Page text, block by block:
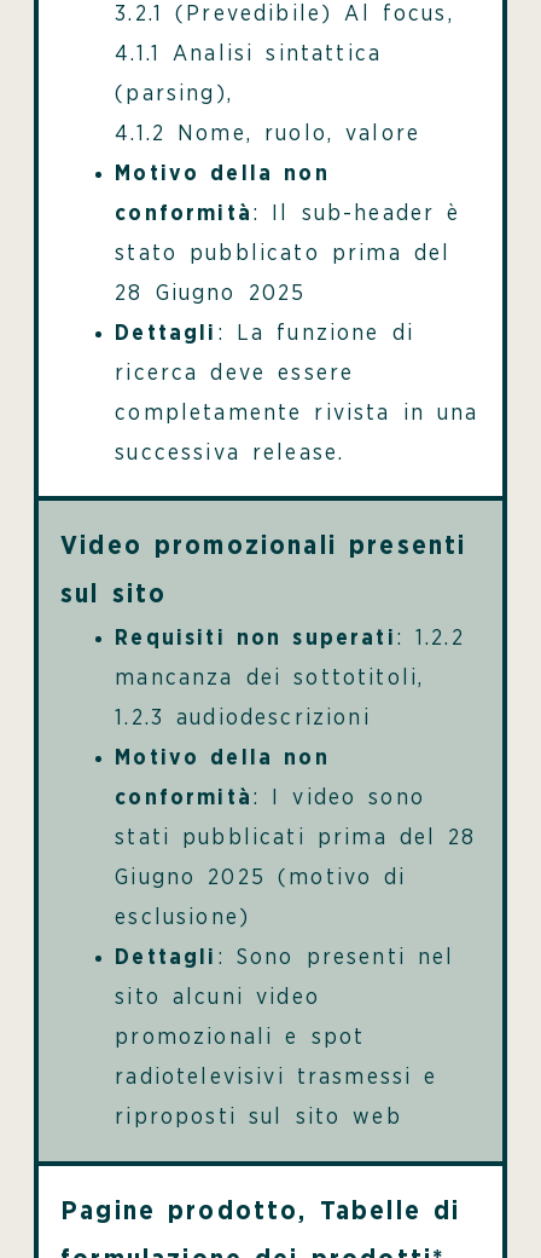
3.2.1 (Prevedibile) Al focus,
4.1.1 Analisi sintattica
(parsing),
4.1.2 Nome, ruolo, valore
Motivo della non
conformità : Il sub-header è
stato pubblicato prima del
28 Giugno 2025
Dettagli : La funzione di
ricerca deve essere
completamente rivista in una
successiva release.
Video promozionali presenti
sul sito
Requisiti non superati : 1.2.2
mancanza dei sottotitoli,
1.2.3 audiodescrizioni
Motivo della non
conformità : I video sono
stati pubblicati prima del 28
Giugno 2025 (motivo di
esclusione)
Dettagli : Sono presenti nel
sito alcuni video
promozionali e spot
radiotelevisivi trasmessi e
riproposti sul sito web
Pagine prodotto, Tabelle di